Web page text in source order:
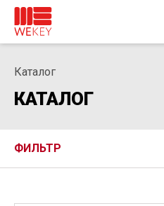
Каталог
КАТАЛОГ
ФИЛЬТР